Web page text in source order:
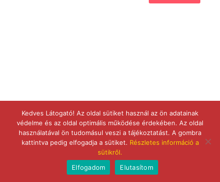
Kedves Látogató! Az oldal sütiket használ az ön adatainak
védelme és az oldal optimális működése érdekében. Az oldal
használatával ön tudomásul veszi a tájékoztatást. A gombra
kattintva pedig elfogadja a sütiket. Részletes információ a
sütikről.
Elfogadom
Elutasítom